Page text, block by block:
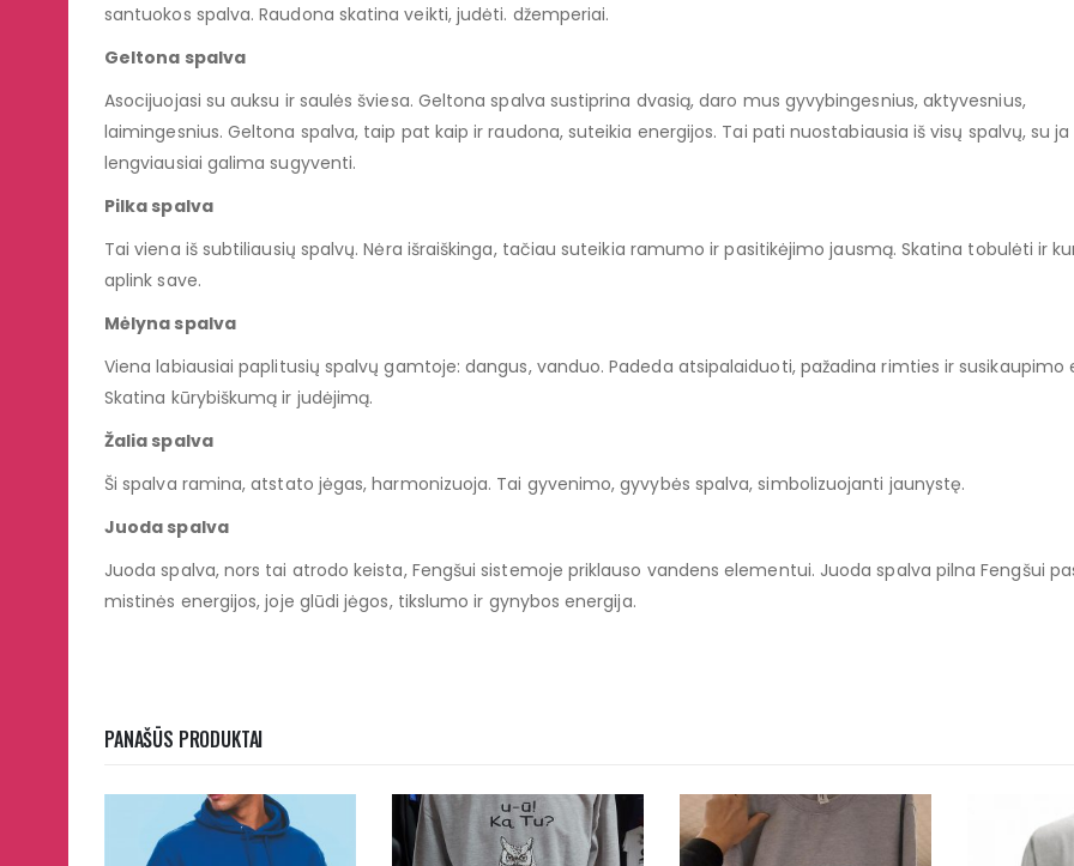
santuokos spalva. Raudona skatina veikti, judėti. džemperiai.
Geltona spalva
Asocijuojasi su auksu ir saulės šviesa. Geltona spalva sustiprina dvasią, daro mus gyvybingesnius, aktyvesnius,
laimingesnius. Geltona spalva, taip pat kaip ir raudona, suteikia energijos. Tai pati nuostabiausia iš visų spalvų, su ja
lengviausiai galima sugyventi.
Pilka spalva
Tai viena iš subtiliausių spalvų. Nėra išraiškinga, tačiau suteikia ramumo ir pasitikėjimo jausmą. Skatina tobulėti ir
aplink save.
Mėlyna spalva
Viena labiausiai paplitusių spalvų gamtoje: dangus, vanduo. Padeda atsipalaiduoti, pažadina rimties ir susikaupimo
Skatina kūrybiškumą ir judėjimą.
Žalia spalva
Ši spalva ramina, atstato jėgas, harmonizuoja. Tai gyvenimo, gyvybės spalva, simbolizuojanti jaunystę.
Juoda spalva
Juoda spalva, nors tai atrodo keista, Fengšui sistemoje priklauso vandens elementui. Juoda spalva pilna Fengšui
mistinės energijos, joje glūdi jėgos, tikslumo ir gynybos energija.
PANAŠŪS PRODUKTAI